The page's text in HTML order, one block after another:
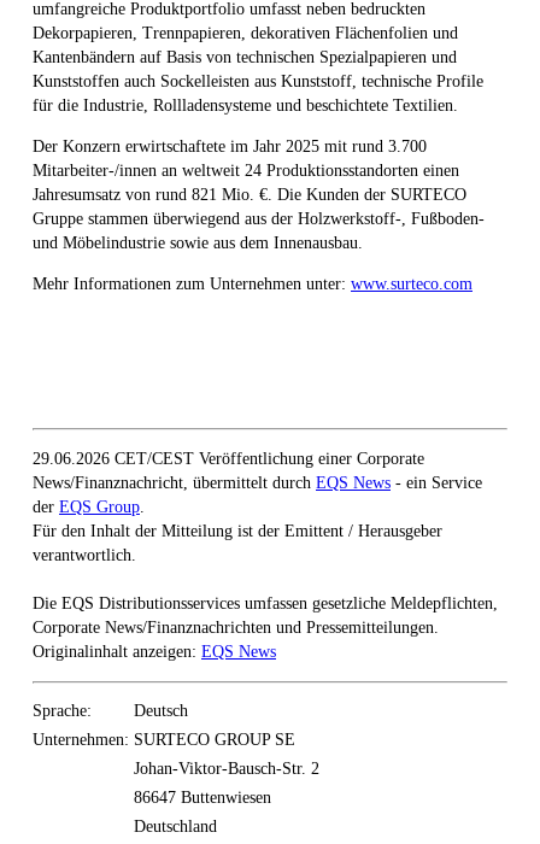
umfangreiche Produktportfolio umfasst neben bedruckten
Dekorpapieren, Trennpapieren, dekorativen Flächenfolien und
Kantenbändern auf Basis von technischen Spezialpapieren und
Kunststoffen auch Sockelleisten aus Kunststoff, technische Profile
für die Industrie, Rollladensysteme und beschichtete Textilien.
Der Konzern erwirtschaftete im Jahr 2025 mit rund 3.700
Mitarbeiter-/innen an weltweit 24 Produktionsstandorten einen
Jahresumsatz von rund 821 Mio. €. Die Kunden der SURTECO
Gruppe stammen überwiegend aus der Holzwerkstoff-, Fußboden-
und Möbelindustrie sowie aus dem Innenausbau.
Mehr Informationen zum Unternehmen unter: www.surteco.com
29.06.2026 CET/CEST Veröffentlichung einer Corporate
News/Finanznachricht, übermittelt durch EQS News - ein Service
der EQS Group
Für den Inhalt der Mitteilung ist der Emittent / Herausgeber
verantwortlich.
Die EQS Distributionsservices umfassen gesetzliche Meldepflichten,
Corporate News/Finanznachrichten und Pressemitteilungen.
Originalinhalt anzeigen: EQS News
Sprache:
Deutsch
Unternehmen: SURTECO GROUP SE
Johan-Viktor-Bausch-Str. 2
86647 Buttenwiesen
Deutschland